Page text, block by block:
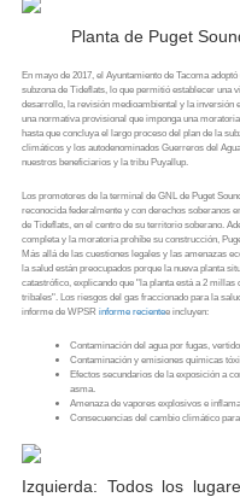
Planta de Puget
En mayo de 2017, el Ayuntamiento de Tacoma
subzona de Tideflats, lo que permitió establecer una
desarrollo, la revisión medioambiental y la inversión
una normativa provisional que imponga una
hasta que concluya el largo proceso del plan de la
climáticos y los autodenominados Guerreros del
nuestros beneficiarios y la tribu Puyallup.
Los promotores de la terminal de GNL de Puget
reconocida federalmente y con derechos soberanos
de Tideflats, en el centro de su territorio soberano.
completa y la moratoria prohíbe su construcción,
Más allá de las cuestiones legales y las amenazas
la salud están preocupados porque la nueva planta
catastrófico, explicando que "la planta está a 2
tribales". Los riesgos del gas fraccionado para la
informe de WPSR informe recientee incluyen:
Contaminación del agua por fugas,
Contaminación y emisiones químicas
Efectos secundarios de la exposición a
asma.
Amenaza de vapores explosivos e
Consecuencias del cambio climático
Izquierda: Todos los